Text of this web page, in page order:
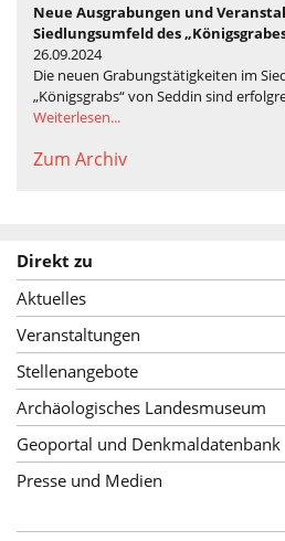
Neue Ausgrabungen und
Siedlungsumfeld des
26.09.2024
Die neuen Grabungstätigkeiten im
„Königsgrabs“ von Seddin sind
Weiterlesen...
Zum Archiv
Direkt zu
Aktuelles
Veranstaltungen
Stellenangebote
Archäologisches Landesmuseum
Geoportal und Denkmaldatenbank
Presse und Medien